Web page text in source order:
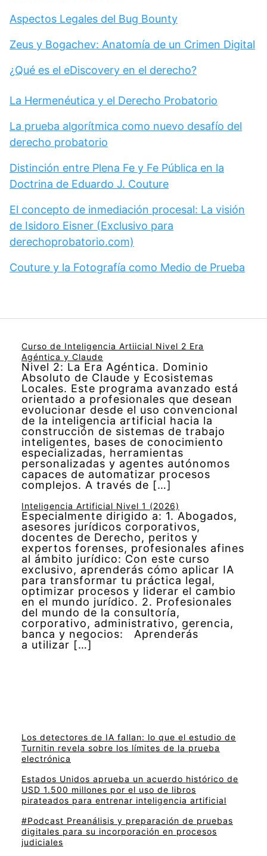
Aspectos Legales del Bug Bounty
Zeus y Bogachev: Anatomía de un Crimen Digital
¿Qué es el eDiscovery en el derecho?
La Hermenéutica y el Derecho Probatorio
La prueba algorítmica como nuevo desafío del
derecho probatorio
Distinción entre Plena Fe y Fe Pública en la
Doctrina de Eduardo J. Couture
El concepto de inmediación procesal: La visión
de Isidoro Eisner (Exclusivo para
derechoprobatorio.com)
Couture y la Fotografía como Medio de Prueba
Curso de Inteligencia Artiicial Nivel 2 Era
Agéntica y Claude
Nivel 2: La Era Agéntica. Dominio
Absoluto de Claude y Ecosistemas
Locales. Este programa avanzado está
orientado a profesionales que desean
evolucionar desde el uso convencional
de la inteligencia artificial hacia la
construcción de sistemas de trabajo
inteligentes, bases de conocimiento
especializadas, herramientas
personalizadas y agentes autónomos
capaces de automatizar procesos
complejos. A través de […]
Inteligencia Artificial Nivel 1 (2026)
Especialmente dirigido a: 1. Abogados,
asesores jurídicos corporativos,
docentes de Derecho, peritos y
expertos forenses, profesionales afines
al ámbito jurídico: Con este curso
exclusivo, aprenderás cómo aplicar IA
para transformar tu práctica legal,
optimizar procesos y liderar el cambio
en el mundo jurídico. 2. Profesionales
del mundo de la consultoría,
corporativo, administrativo, gerencia,
banca y negocios: Aprenderás
a utilizar […]
Los detectores de IA fallan: lo que el estudio de
Turnitin revela sobre los límites de la prueba
electrónica
Estados Unidos aprueba un acuerdo histórico de
USD 1.500 millones por el uso de libros
pirateados para entrenar inteligencia artificial
#Podcast Preanálisis y preparación de pruebas
digitales para su incorporación en procesos
judiciales